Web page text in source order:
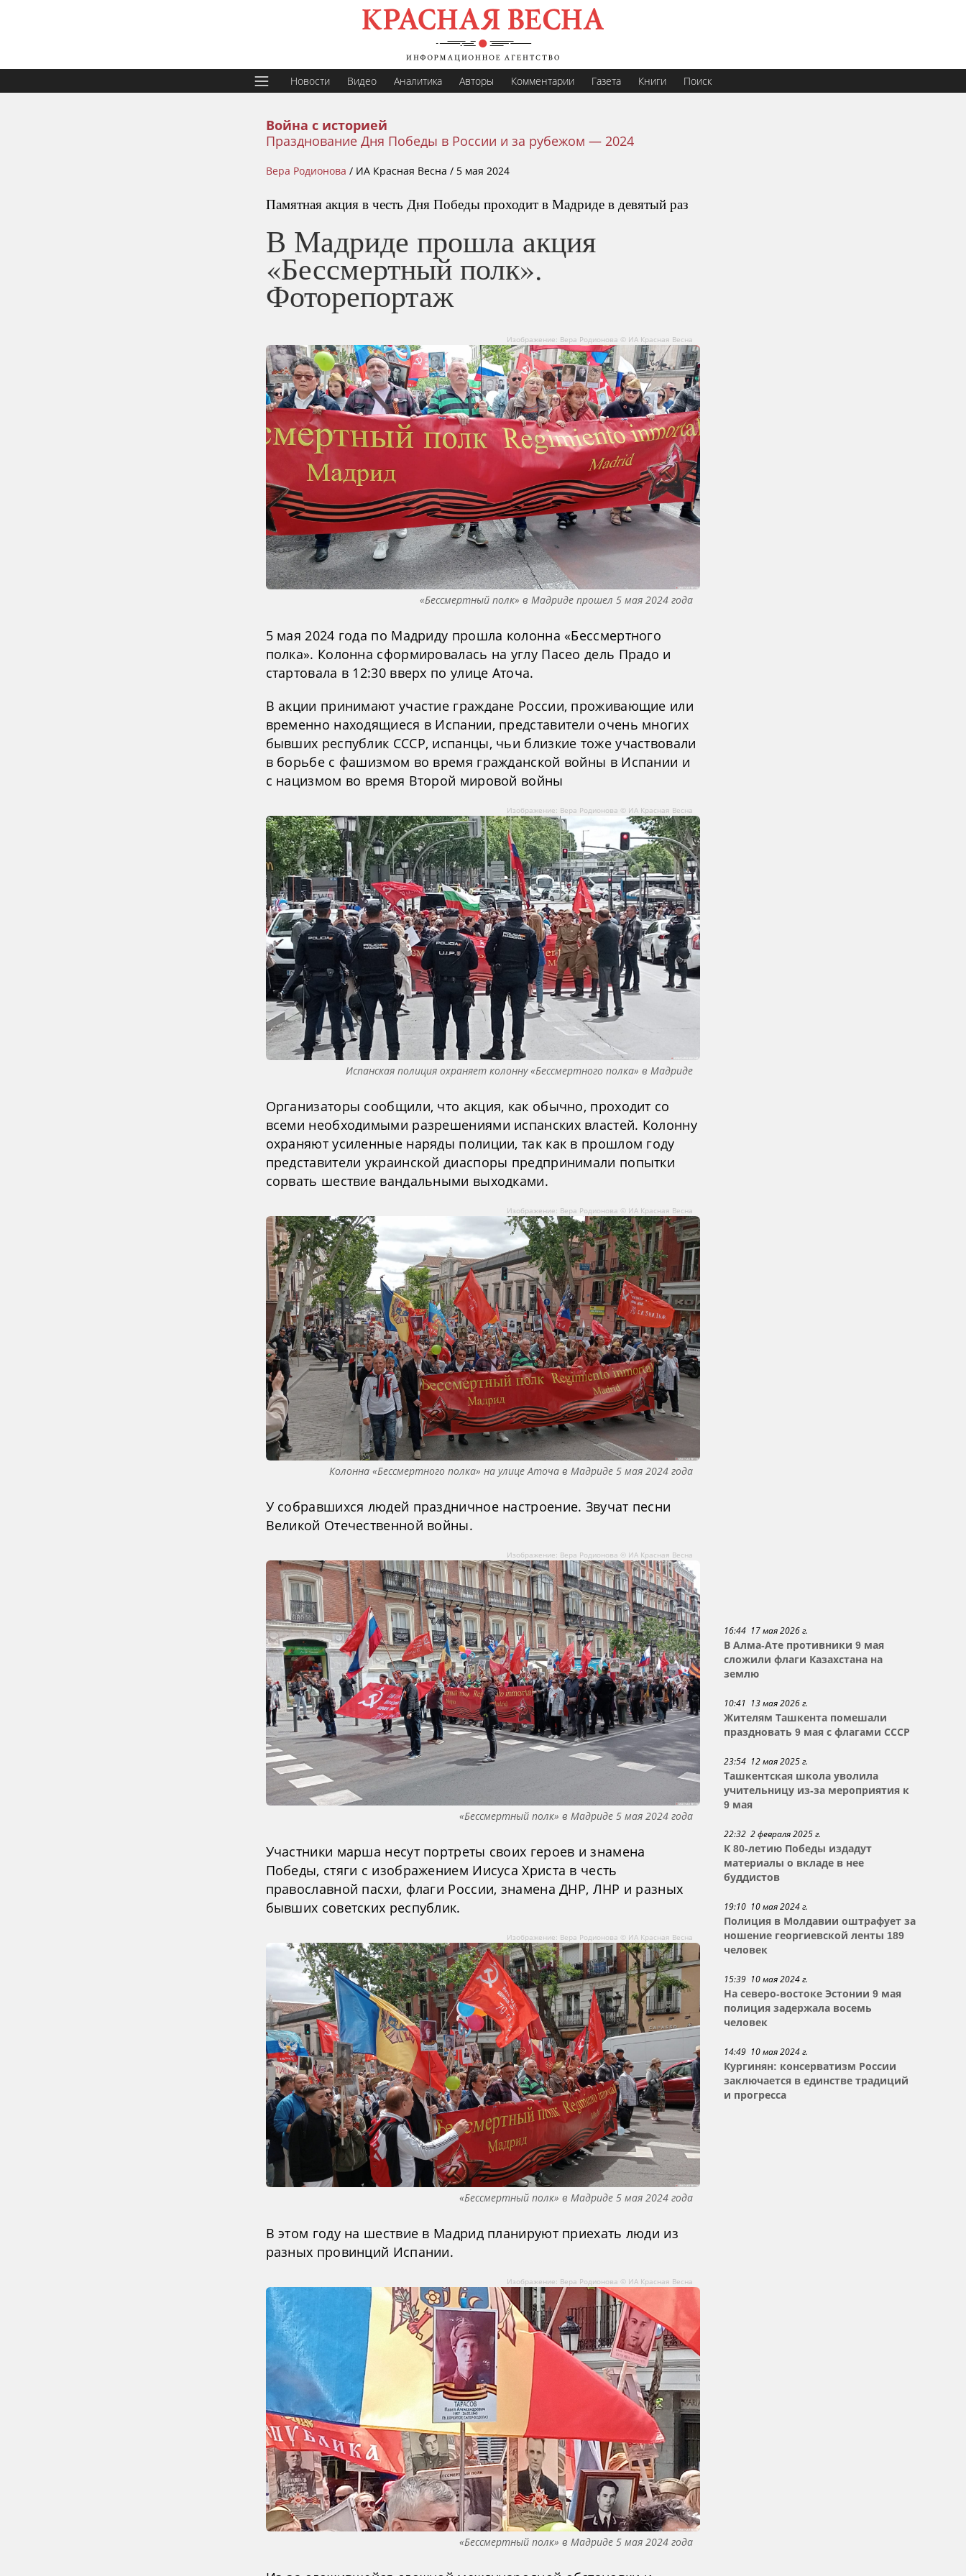
Новости Видео Аналитика Авторы Комментарии Газета Книги Поиск
Война с историей
Празднование Дня Победы в России и за рубежом — 2024
Вера Родионова / ИА Красная Весна / 5 мая 2024
Памятная акция в честь Дня Победы проходит в Мадриде в девятый раз
В Мадриде прошла акция
«Бессмертный полк».
Фоторепортаж
Изображение: Вера Родионова © ИА Красная Весна
«Бессмертный полк» в Мадриде прошел 5 мая 2024 года
5 мая 2024 года по Мадриду прошла колонна «Бессмертного
полка». Колонна сформировалась на углу Пасео дель Прадо и
стартовала в 12:30 вверх по улице Аточа.
В акции принимают участие граждане России, проживающие или
временно находящиеся в Испании, представители очень многих
бывших республик СССР, испанцы, чьи близкие тоже участвовали
в борьбе с фашизмом во время гражданской войны в Испании и
с нацизмом во время Второй мировой войны
Изображение: Вера Родионова © ИА Красная Весна
Испанская полиция охраняет колонну «Бессмертного полка» в Мадриде
Организаторы сообщили, что акция, как обычно, проходит со
всеми необходимыми разрешениями испанских властей. Колонну
охраняют усиленные наряды полиции, так как в прошлом году
представители украинской диаспоры предпринимали попытки
сорвать шествие вандальными выходками.
Изображение: Вера Родионова © ИА Красная Весна
Колонна «Бессмертного полка» на улице Аточа в Мадриде 5 мая 2024 года
У собравшихся людей праздничное настроение. Звучат песни
Великой Отечественной войны.
Изображение: Вера Родионова © ИА Красная Весна
«Бессмертный полк» в Мадриде 5 мая 2024 года
Участники марша несут портреты своих героев и знамена
Победы, стяги с изображением Иисуса Христа в честь
православной пасхи, флаги России, знамена ДНР, ЛНР и разных
бывших советских республик.
Изображение: Вера Родионова © ИА Красная Весна
«Бессмертный полк» в Мадриде 5 мая 2024 года
В этом году на шествие в Мадрид планируют приехать люди из
разных провинций Испании.
Изображение: Вера Родионова © ИА Красная Весна
«Бессмертный полк» в Мадриде 5 мая 2024 года
16:44 17 мая 2026 г.
В Алма-Ате противники 9 мая
сложили флаги Казахстана на
землю
10:41 13 мая 2026 г.
Жителям Ташкента помешали
праздновать 9 мая с флагами СССР
23:54 12 мая 2025 г.
Ташкентская школа уволила
учительницу из-за мероприятия к
9 мая
22:32 2 февраля 2025 г.
К 80-летию Победы издадут
материалы о вкладе в нее
буддистов
19:10 10 мая 2024 г.
Полиция в Молдавии оштрафует за
ношение георгиевской ленты 189
человек
15:39 10 мая 2024 г.
На северо-востоке Эстонии 9 мая
полиция задержала восемь
человек
14:49 10 мая 2024 г.
Кургинян: консерватизм России
заключается в единстве традиций
и прогресса